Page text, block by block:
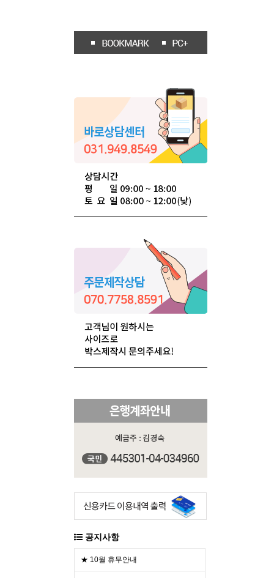
공지사항
★ 10월 휴무안내